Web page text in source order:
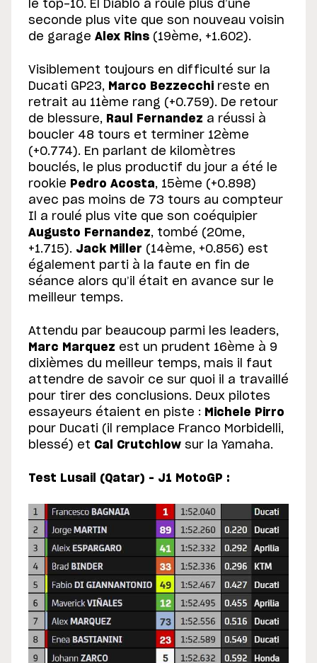
le top-10. El Diablo a roulé plus d’une
seconde plus vite que son nouveau voisin
de garage Alex Rins (19ème, +1.602).
Visiblement toujours en difficulté sur la
Ducati GP23, Marco Bezzecchi reste en
retrait au 11ème rang (+0.759). De retour
de blessure, Raul Fernandez a réussi à
boucler 48 tours et terminer 12ème
(+0.774). En parlant de kilomètres
bouclés, le plus productif du jour a été le
rookie Pedro Acosta, 15ème (+0.898)
avec pas moins de 73 tours au compteur
Il a roulé plus vite que son coéquipier
Augusto Fernandez, tombé (20me,
+1.715). Jack Miller (14ème, +0.856) est
également parti à la faute en fin de
séance alors qu’il était en avance sur le
meilleur temps.
Attendu par beaucoup parmi les leaders,
Marc Marquez est un prudent 16ème à 9
dixièmes du meilleur temps, mais il faut
attendre de savoir ce sur quoi il a travaillé
pour tirer des conclusions. Deux pilotes
essayeurs étaient en piste : Michele Pirro
pour Ducati (il remplace Franco Morbidelli,
blessé) et Cal Crutchlow sur la Yamaha.
Test Lusail (Qatar) – J1 MotoGP :